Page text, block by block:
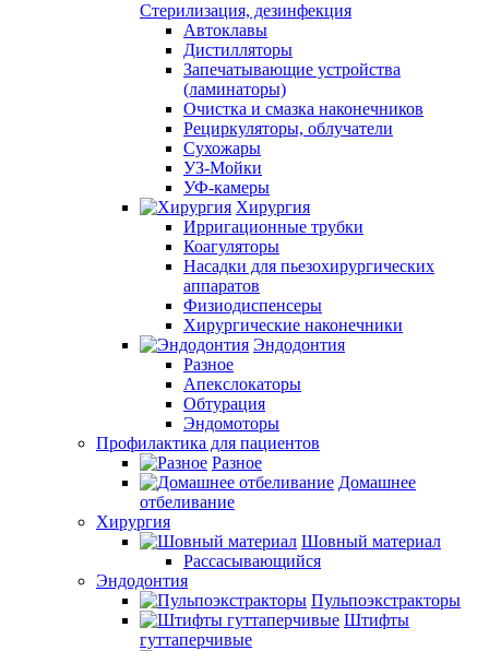
Стерилизация, дезинфекция
Автоклавы
Дистилляторы
Запечатывающие устройства
(ламинаторы)
Очистка и смазка наконечников
Рециркуляторы, облучатели
Сухожары
УЗ-Мойки
УФ-камеры
Хирургия
Ирригационные трубки
Коагуляторы
Насадки для пьезохирургических
аппаратов
Физиодиспенсеры
Хирургические наконечники
Эндодонтия
Разное
Апекслокаторы
Обтурация
Эндомоторы
Профилактика для пациентов
Разное
Домашнее
отбеливание
Хирургия
Шовный материал
Рассасывающийся
Эндодонтия
Пульпоэкстракторы
Штифты
гуттаперчивые